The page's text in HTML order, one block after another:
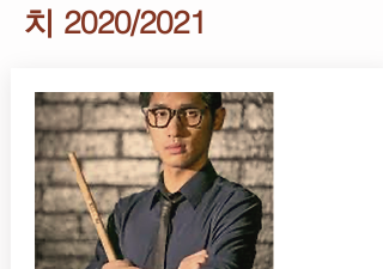
치 2020/2021